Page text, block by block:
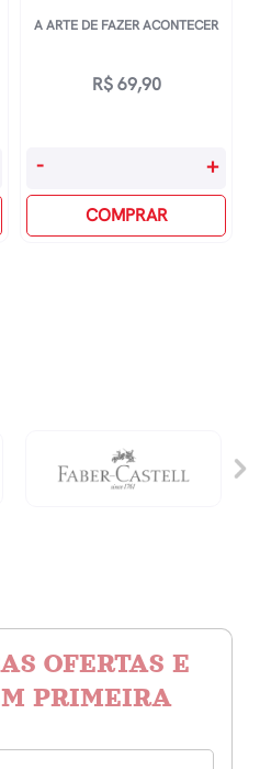
A ARTE DE FAZER ACONTECER
R$69,90
Fazer
- +
COMPRAR
OFERTAS E
PRIMEIRA